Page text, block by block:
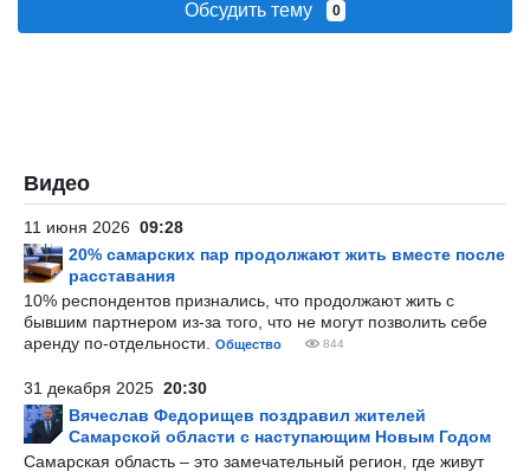
Обсудить тему 0
Видео
11 июня 2026 09:28
20% самарских пар продолжают жить вместе после
расставания
10% респондентов признались, что продолжают жить с
бывшим партнером из-за того, что не могут позволить себе
аренду по-отдельности.
Общество 844
31 декабря 2025 20:30
Вячеслав Федорищев поздравил жителей
Самарской области с наступающим Новым Годом
Самарская область – это замечательный регион, где живут